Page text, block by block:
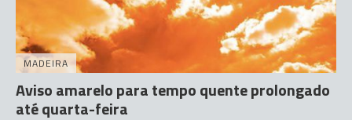
MADEIRA
Aviso amarelo para tempo quente prolongado
até quarta-feira